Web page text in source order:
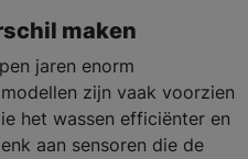
maken
jaren enorm
zijn vaak voorzien
het wassen efficiënter en
aan sensoren die de